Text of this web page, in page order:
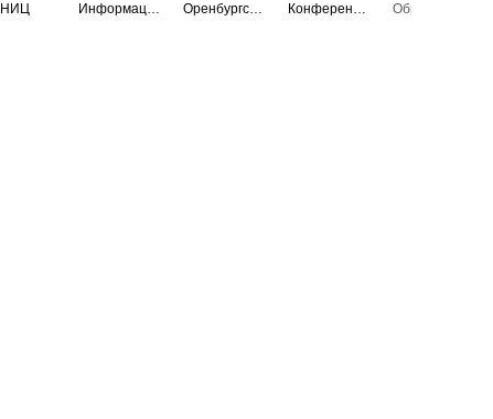
НИЦ